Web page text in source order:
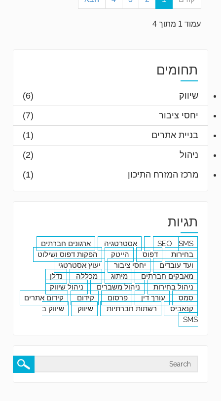
עמוד 1 מתוך 4
תחומים
שיווק
(6)
יחסי ציבור
(7)
בניית אתרים
(1)
ניהול
(2)
מרכז המזרח התיכון
(1)
תגיות
SEO SMS אסטרטגיה
ארגונים חברתים
בחירות
דפוס הייטק
הפקות דפוס ושילוט
ועד עובדים
יחסי ציבור
יעוץ אסטרטגי
מאבקים חברתים
מיתוג מכללה
נדלן
ניהול בחירות
ניהול משברים
ניהול שיווק
סמס
עורך דין פרסום קידום
קידום אתרים
קנאביס
רשתות חברתיות שיווק
שיווק ב
SMS